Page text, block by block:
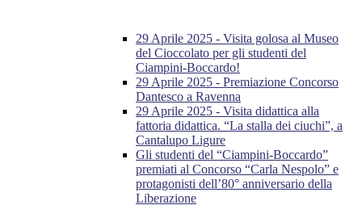
29 Aprile 2025 - Visita golosa al Museo
del Cioccolato per gli studenti del
Ciampini-Boccardo!
29 Aprile 2025 - Premiazione Concorso
Dantesco a Ravenna
29 Aprile 2025 - Visita didattica alla
fattoria didattica. “La stalla dei ciuchi”, a
Cantalupo Ligure
Gli studenti del “Ciampini-Boccardo”
premiati al Concorso “Carla Nespolo” e
protagonisti dell’80° anniversario della
Liberazione